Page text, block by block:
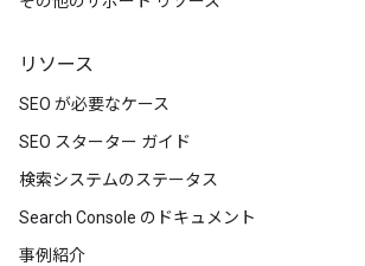
リソース
SEO が必要なケース
SEO スターター ガイド
検索システムのステータス
Search Console のドキュメント
事例紹介